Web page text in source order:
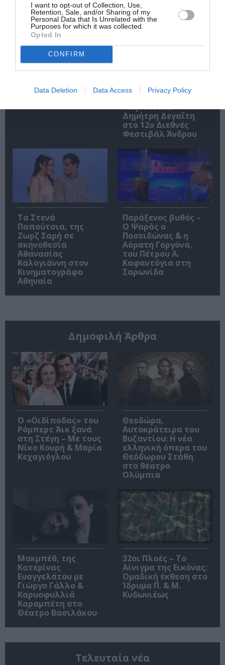
I want to opt-out of Collection, Use,
Retention, Sale, and/or Sharing of my
Personal Data that Is Unrelated with the
Purposes for which it was collected.
Opted In
CONFIRM
Data Deletion Data Access Privacy Policy
Cinema – Αύγουστος
του Ντέιβιντ
Ουάλιαμς σε
σκηνοθεσία
Δημήτρη Δεγαΐτη
στο 12ο Διεθνές
Φεστιβάλ Άνδρου
Τα Στενά
Παπούτσια, της
Ζωρζ Σαρή σε
σκηνοθεσία
Αθανασίας
Καλογιάννη στον
Κινηματογράφο
Αθηναία
Παράξενος βυθός –
Ο Ψαράς ο
Ποσειδώνας & η
Αόρατη Γοργόνα,
του Πέτρου Α.
Καφαντόγια στη
Σαρωνίδα
Δημοφιλή Άρθρα
O «Οιδίποδας» του
Ρόμπερτ Άικ ξανά
στη Στέγη – Με τους
Νίκο Κουρή & Μαρία
Κεχαγιόγλου
Θεοδώρα,
Αυτοκράτειρα του
Βυζαντίου: Η νέα
ελληνική όπερα του
Θεόδωρου Στάθη
στο θέατρο
Ολύμπια
Μακμπέθ, της
Κατερίνας
Ευαγγελάτου με
Γιώργο Γάλλο &
Καρυοφυλλιά
Καραμπέτη στο
Θέατρο Βασιλάκου
32οι Πλοές – Το
Αίνιγμα της Εικόνας:
Ομαδική έκθεση στο
Ίδρυμα Π. & Μ.
Κυδωνιέως
Τελευταία νέα